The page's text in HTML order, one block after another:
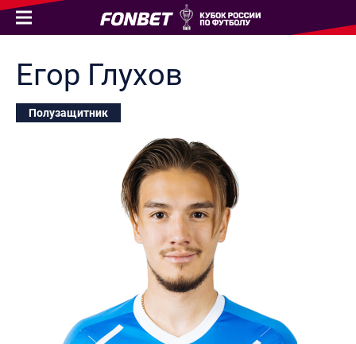
Егор Глухов
Полузащитник